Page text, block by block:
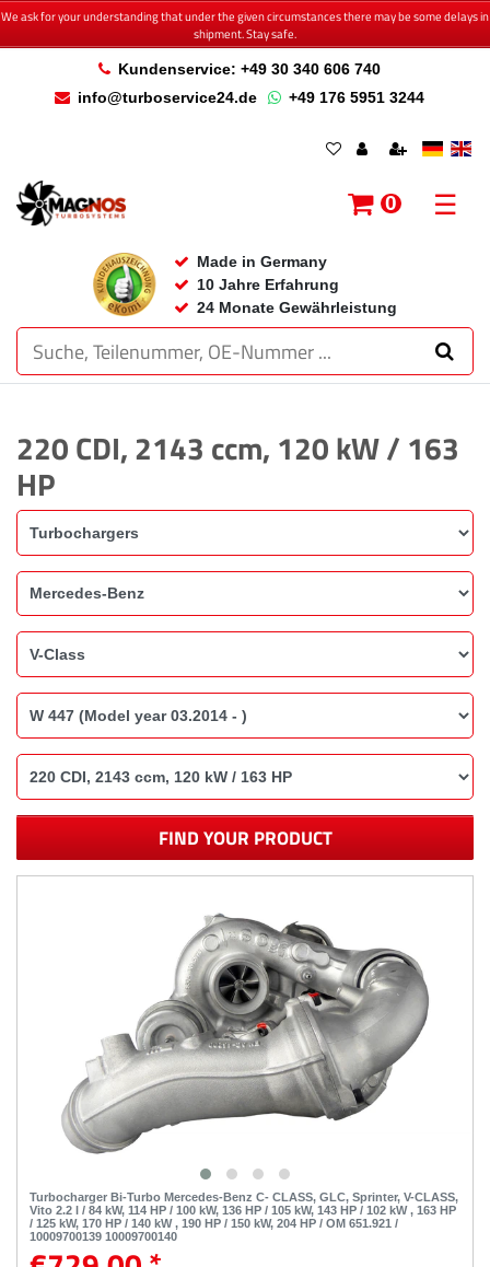
We ask for your understanding that under the given circumstances there may be some delays in
shipment. Stay safe.
Kundenservice: +49 30 340 606 740
info@turboservice24.de
+49 176 5951 3244
Made in Germany
10 Jahre Erfahrung
24 Monate Gewährleistung
0 ☰
220 CDI, 2143 ccm, 120 kW / 163
HP
FIND YOUR PRODUCT
Turbocharger Bi-Turbo Mercedes-Benz C- CLASS, GLC, Sprinter, V-CLASS,
Vito 2.2 l / 84 kW, 114 HP / 100 kW, 136 HP / 105 kW, 143 HP / 102 kW , 163 HP
/ 125 kW, 170 HP / 140 kW , 190 HP / 150 kW, 204 HP / OM 651.921 /
10009700139 10009700140